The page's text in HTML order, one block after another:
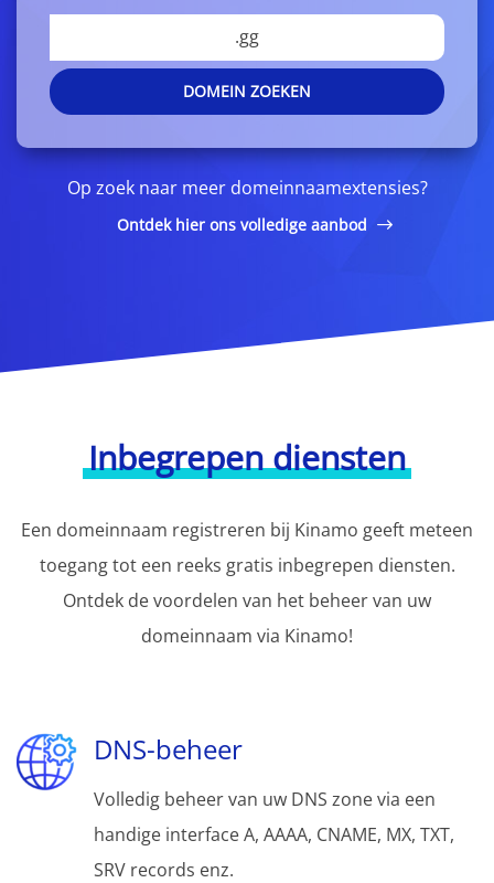
.gg
DOMEIN ZOEKEN
Op zoek naar meer domeinnaamextensies?
Ontdek hier ons volledige aanbod
Inbegrepen diensten
Een domeinnaam registreren bij Kinamo geeft meteen
toegang tot een reeks gratis inbegrepen diensten.
Ontdek de voordelen van het beheer van uw
domeinnaam via Kinamo!
DNS-beheer
Volledig beheer van uw DNS zone via een
handige interface A, AAAA, CNAME, MX, TXT,
SRV records enz.